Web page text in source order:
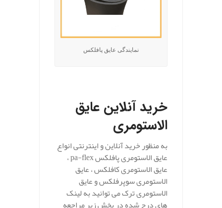
نمایندگی عایق پافلکس
خرید آنلاین عایق
الاستومری
به منظور خرید آنلاین و اینترنتی انواع
عایق الاستومری پافلکس pa-flex ،
عایق الاستومری کافلکس ، عایق
الاستومری سوپرفلکس و عایق
الاستومری ترک می توانید به لینک